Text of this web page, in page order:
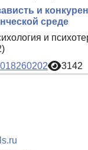
и
среде
и
3142